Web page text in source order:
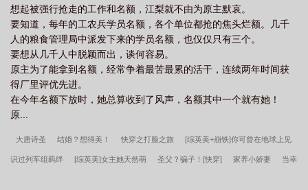
想起被强行抢走的工作和名额，江梨就不由为原主默哀。
要知道，每年的工农兵学员名额，各个单位都抢的焦头烂额。几千
人的粮食管理局中派发下来的学员名额，也仅仅只有三个。
要想从几千人中脱颖而出，谈何容易。
原主为了能拿到名额，经常争着最苦最累的活干，连续两年时间获
得厂里评优先进。
在今年名额下放时，她总算收到了风声，名额其中一个就有她！
原...
大唐诗圣 结婚？想得美！ 快穿之打脸之旅 [综英美+崩铁]你可曾在地球上见
识过列车组羁绊 [综英美]女主她天然萌 圣父？骗子！[快穿] 家养小娇妻 当幸